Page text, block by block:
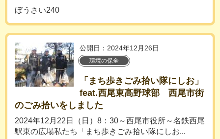
ぼうさい240
公開日：2024年12月26日
環境の保全
「まち歩きごみ拾い隊にしお」
feat.西尾東高野球部 西尾市街
のごみ拾いをしました
2024年12月22日（日）8：30～西尾市役所～名鉄西尾
駅東の広場私たち「まち歩きごみ拾い隊にしお...